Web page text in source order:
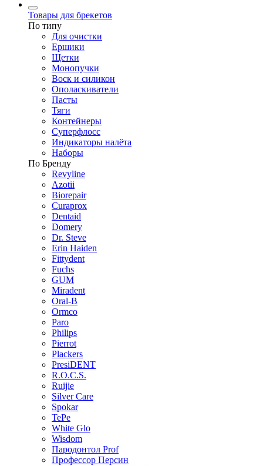
Товары для брекетов
По типу
Для очистки
Ершики
Щетки
Монопучки
Воск и силикон
Ополаскиватели
Пасты
Тяги
Контейнеры
Суперфлосс
Индикаторы налёта
Наборы
По Бренду
Revyline
Azotii
Biorepair
Curaprox
Dentaid
Domery
Dr. Steve
Erin Haiden
Fittydent
Fuchs
GUM
Miradent
Oral-B
Ormco
Paro
Philips
Pierrot
Plackers
PresiDENT
R.O.C.S.
Ruijie
Silver Care
Spokar
TePe
White Glo
Wisdom
Пародонтол Prof
Профессор Персин